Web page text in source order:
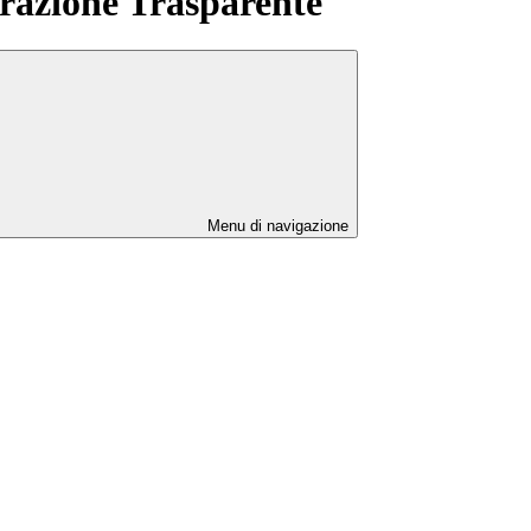
Menu di navigazione